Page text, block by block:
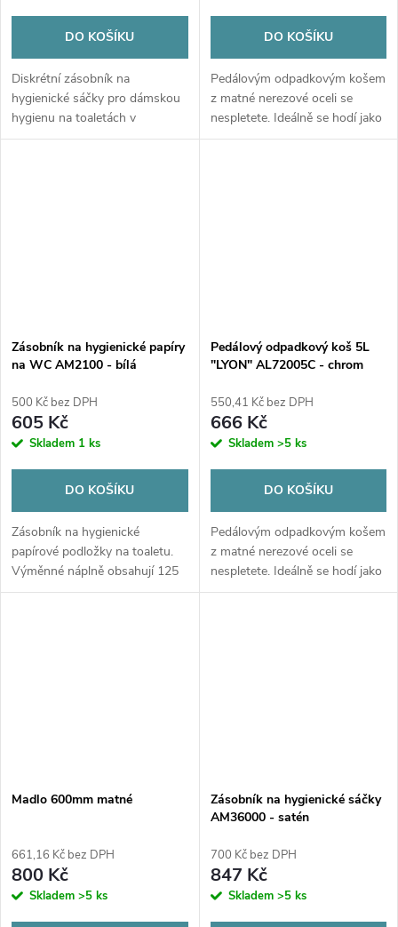
DO KOŠÍKU
Diskrétní zásobník na
hygienické sáčky pro dámskou
hygienu na toaletách v
provedení chromu s kapacitou
DO KOŠÍKU
Pedálovým odpadkovým košem
z matné nerezové oceli se
nespletete. Ideálně se hodí jako
příruční koš do kanceláře či
Zásobník na hygienické papíry
na WC AM2100 - bílá
500 Kč bez DPH
605 Kč
Skladem 1 ks
DO KOŠÍKU
Zásobník na hygienické
papírové podložky na toaletu.
Výměnné náplně obsahují 125
ks papírových podložek -
Pedálový odpadkový koš 5L
"LYON" AL72005C - chrom
550,41 Kč bez DPH
666 Kč
Skladem >5 ks
DO KOŠÍKU
Pedálovým odpadkovým košem
z matné nerezové oceli se
nespletete. Ideálně se hodí jako
příruční koš do kanceláře či
Madlo 600mm matné
661,16 Kč bez DPH
800 Kč
Skladem >5 ks
Zásobník na hygienické sáčky
AM36000 - satén
700 Kč bez DPH
847 Kč
Skladem >5 ks